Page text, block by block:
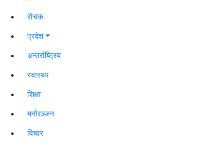
रोचक
प्रदेश
अन्तर्राष्ट्रिय
स्वास्थ्य
शिक्षा
मनोरञ्जन
विचार